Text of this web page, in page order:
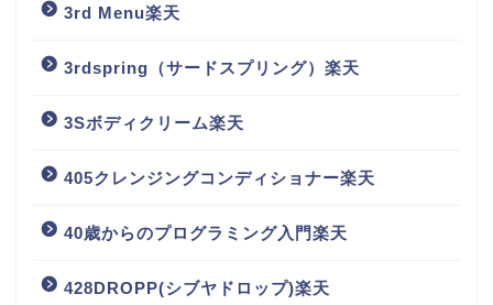
3rd Menu楽天
3rdspring（サードスプリング）楽天
3Sボディクリーム楽天
405クレンジングコンディショナー楽天
40歳からのプログラミング入門楽天
428DROPP(シブヤドロップ)楽天